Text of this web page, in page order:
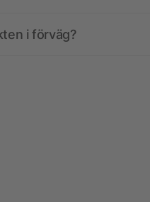
i förväg?